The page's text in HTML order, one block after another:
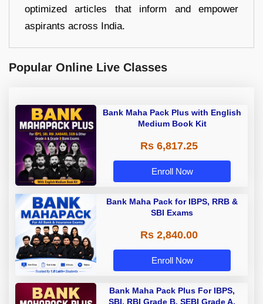
optimized articles that inform and empower
aspirants across India.
Popular Online Live Classes
Bank Maha Pack Plus with English
Medium Book Kit
Rs 6,817.25
Enroll Now
Bank Maha Pack for IBPS, RRB &
SBI Exams
Rs 2,840.00
Enroll Now
Bank Maha Pack Plus For IBPS,
SBI, RBI Grade B, SEBI Grade A,